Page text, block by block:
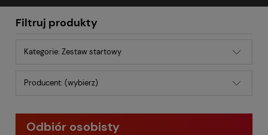
Filtruj produkty
Kategorie: Zestaw startowy
Producent: (wybierz)
Odbiór osobisty